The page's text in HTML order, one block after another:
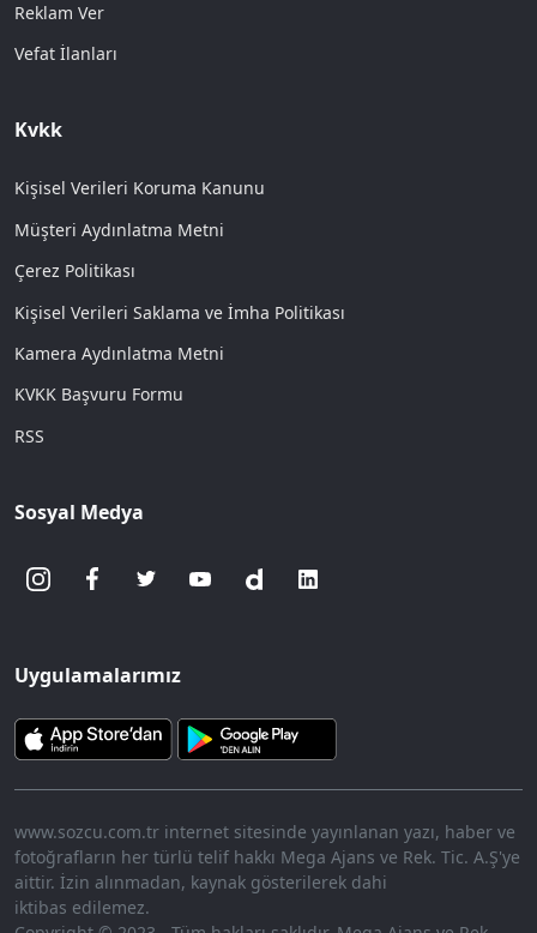
Reklam Ver
Vefat İlanları
Kvkk
Kişisel Verileri Koruma Kanunu
Müşteri Aydınlatma Metni
Çerez Politikası
Kişisel Verileri Saklama ve İmha Politikası
Kamera Aydınlatma Metni
KVKK Başvuru Formu
RSS
Sosyal Medya
Uygulamalarımız
www.sozcu.com.tr internet sitesinde yayınlanan yazı, haber ve
fotoğrafların her türlü telif hakkı Mega Ajans ve Rek. Tic. A.Ş'ye
aittir. İzin alınmadan, kaynak gösterilerek dahi
iktibas edilemez.